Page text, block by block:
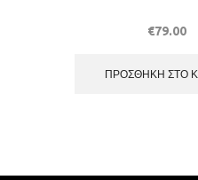
€79.00
ΠΡΟΣΘΉΚΗ ΣΤΟ